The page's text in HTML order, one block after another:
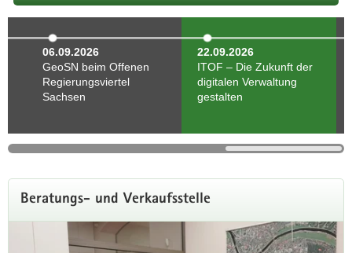
GDI-
News
Schritt für Schritt durchs Geoportal
22.09.2026
ITOF – Die Zukunft der
digitalen Verwaltung
gestalten
06.09.2026
GeoSN beim Offenen
Regierungsviertel
Sachsen
Beratungs- und Verkaufsstelle